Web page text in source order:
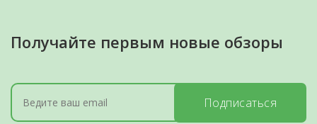
Получайте первым новые обзоры
Подписаться